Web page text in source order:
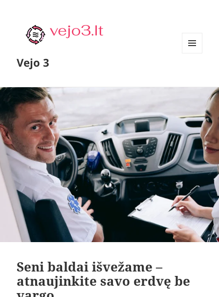
Vejo 3
Seni baldai išvežame –
atnaujinkite savo erdvę be